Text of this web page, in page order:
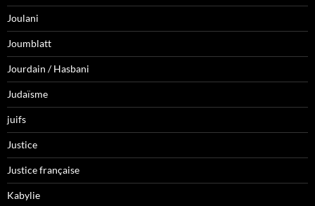
Joulani
Joumblatt
Jourdain / Hasbani
Judaïsme
juifs
Justice
Justice française
Kabylie